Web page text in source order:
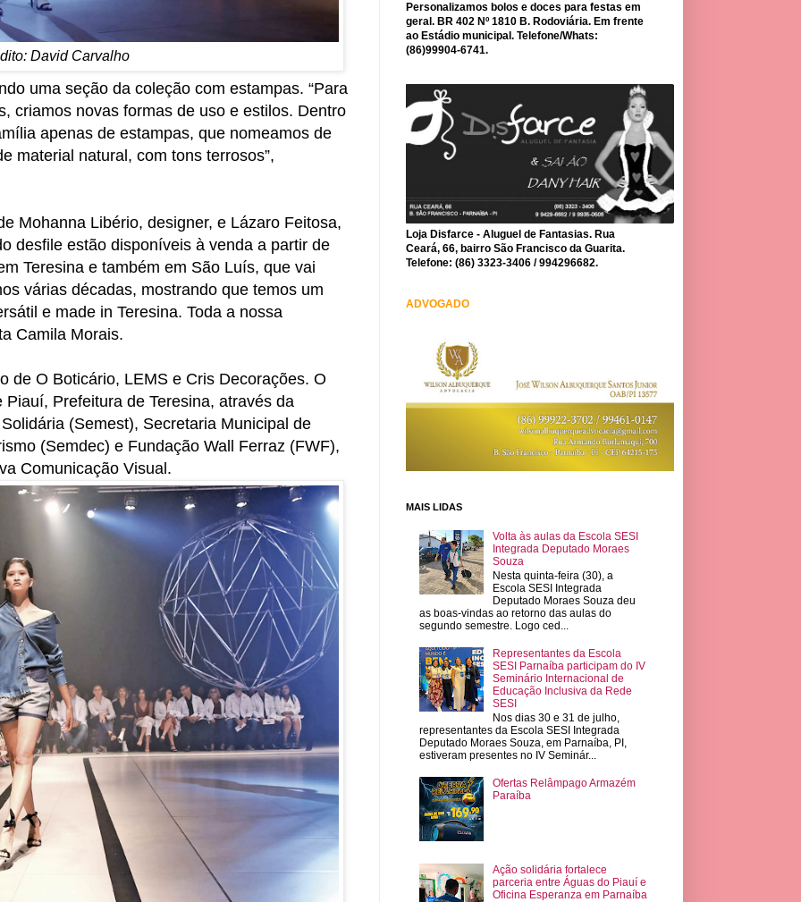
David Carvalho
uma seção da coleção com estampas. “Para
criamos novas formas de uso e estilos. Dentro
apenas de estampas, que nomeamos de
material natural, com tons terrosos”,
Mohanna Libério, designer, e Lázaro Feitosa,
desfile estão disponíveis à venda a partir de
Teresina e também em São Luís, que vai
várias décadas, mostrando que temos um
e made in Teresina. Toda a nossa
Camila Morais.
de O Boticário, LEMS e Cris Decorações. O
Prefeitura de Teresina, através da
(Semest), Secretaria Municipal de
(Semdec) e Fundação Wall Ferraz (FWF),
Comunicação Visual.
Personalizamos bolos e doces para festas em
geral. BR 402 Nº 1810 B. Rodoviária. Em frente
ao Estádio municipal. Telefone/Whats:
(86)99904-6741.
Loja Disfarce - Aluguel de Fantasias. Rua
Ceará, 66, bairro São Francisco da Guarita.
Telefone: (86) 3323-3406 / 994296682.
ADVOGADO
MAIS LIDAS
Volta às aulas da Escola SESI
Integrada Deputado Moraes
Souza
Nesta quinta-feira (30), a
Escola SESI Integrada
Deputado Moraes Souza deu
as boas-vindas ao retorno das aulas do
segundo semestre. Logo ced...
Representantes da Escola
SESI Parnaíba participam do IV
Seminário Internacional de
Educação Inclusiva da Rede
SESI
Nos dias 30 e 31 de julho,
representantes da Escola SESI Integrada
Deputado Moraes Souza, em Parnaíba, PI,
estiveram presentes no IV Seminár...
Ofertas Relâmpago Armazém
Paraíba
Ação solidária fortalece
parceria entre Águas do Piauí e
Oficina Esperanza em Parnaíba